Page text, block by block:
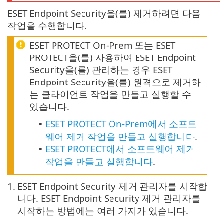
ESET Endpoint Security을(를) 제거하려면 다음
작업을 수행합니다.
ESET PROTECT On-Prem 또는 ESET
PROTECT을(를) 사용하여 ESET Endpoint
Security을(를) 관리하는 경우 ESET
Endpoint Security을(를) 원격으로 제거하
는 클라이언트 작업을 만들고 실행할 수
있습니다.
• ESET PROTECT On-Prem에서 소프트
웨어 제거 작업을 만들고 실행합니다.
• ESET PROTECT에서 소프트웨어 제거
작업을 만들고 실행합니다.
1. ESET Endpoint Security 제거 관리자를 시작합
니다. ESET Endpoint Security 제거 관리자를
시작하는 방법에는 여러 가지가 있습니다.